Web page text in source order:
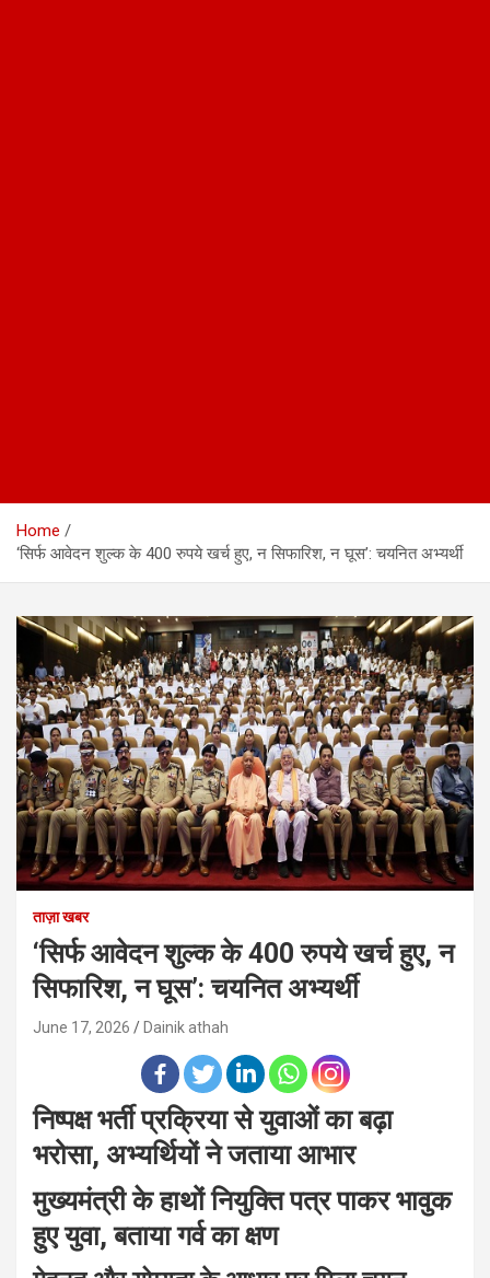
Home
‘सिर्फ आवेदन शुल्क के 400 रुपये खर्च हुए, न सिफारिश, न घूस’: चयनित अभ्यर्थी
ताज़ा खबर
‘सिर्फ आवेदन शुल्क के 400 रुपये खर्च हुए, न
सिफारिश, न घूस’: चयनित अभ्यर्थी
June 17, 2026 Dainik athah
निष्पक्ष भर्ती प्रक्रिया से युवाओं का बढ़ा
भरोसा, अभ्यर्थियों ने जताया आभार
मुख्यमंत्री के हाथों नियुक्ति पत्र पाकर भावुक
हुए युवा, बताया गर्व का क्षण